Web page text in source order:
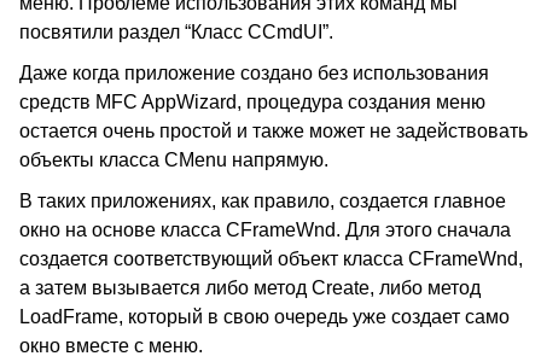
посвятили раздел “Класс CCmdUI”.
Даже когда приложение создано без использования
средств MFC AppWizard, процедура создания меню
остается очень простой и также может не задействовать
объекты класса CMenu напрямую.
В таких приложениях, как правило, создается главное
окно на основе класса CFrameWnd. Для этого сначала
создается соответствующий объект класса CFrameWnd,
а затем вызывается либо метод Create, либо метод
LoadFrame, который в свою очередь уже создает само
окно вместе с меню.